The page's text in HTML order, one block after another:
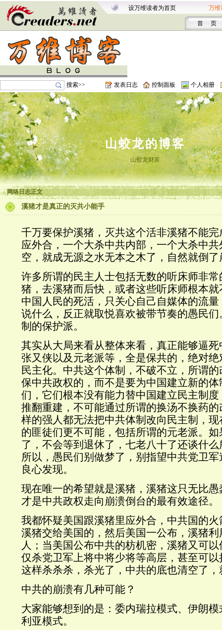
设万维读者为首页 万维
首 页
搜索>> 发表日志 控制面板 个人相册
山蛟龙的博客
山蛟龙财富
网络日志正文
溪猪才是真正的灭共小能手
千万要保护溪猪，灭共这个活非溪猪不能
应外合，一个大杀中共内部，一个大杀中
空，就成无源之水无本之木了，自然就倒
许多所谓的民主人士包括无数的听床师非
猪，去溪猪而后快，或者这些听床师根本
中国人民的死活，只关心自己自媒体的流
说什么，反正就取悦喜欢被带节奏的愚民
制的保护派。
其实从大局来看从整体来看，真正能够逼
张又侠以及元老派等，全是保共的，绝对
民主化。中共这个体制，不破不立，所谓
保中共政权的，而不是要为中国建立新的
们，它们根本没有能力替中国建立民主制
推翻重建，不可能通过所谓的换汤不换药
样的强人都无法把中共体制改向民主制，
的匪徒们更不可能，包括所谓的元老派。
了，不会等到退休了，七老八十了还谈什
所以，愚民们别做梦了，别指望中共党卫
良心发现。
现在唯一的希望就是溪猪，溪猪这只无比
才是中共政权走向崩溃倒台的最有效途径。
我都怀疑美国跟溪猪里应外合，中共国的
溪猪交给美国的，然后美国一公布，溪猪
人；当美国公布中共的枋机密，溪猪又可
仅杀党卫军上将中将少将等高层，甚至可
这样杀杀杀，杀光了，中共的底也清空了
中共的崩溃有几种可能？
大家能够想到的是：委内瑞拉模式、伊朗
利亚模式。